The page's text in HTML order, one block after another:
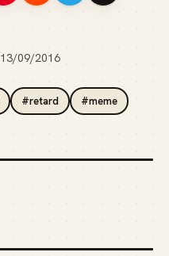
13/09/2016
#retard #meme